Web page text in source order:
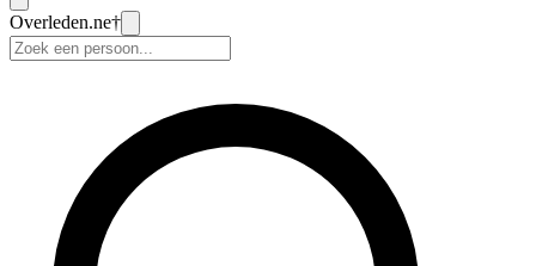
Overleden.ne†